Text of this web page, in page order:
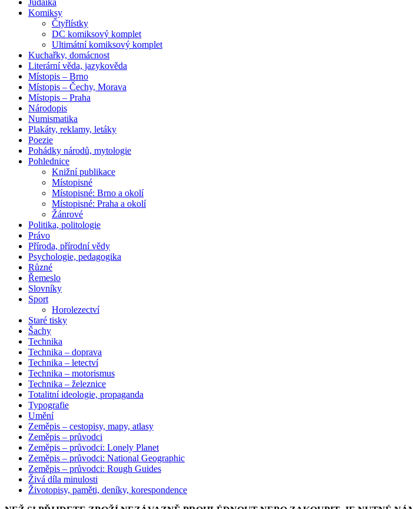
Komiksy
Čtyřlístky
DC komiksový komplet
Ultimátní komiksový komplet
Kuchařky, domácnost
Literární věda, jazykověda
Místopis – Brno
Místopis – Čechy, Morava
Místopis – Praha
Národopis
Numismatika
Plakáty, reklamy, letáky
Poezie
Pohádky národů, mytologie
Pohlednice
Knižní publikace
Místopisné
Místopisné: Brno a okolí
Místopisné: Praha a okolí
Žánrové
Politika, politologie
Právo
Příroda, přírodní vědy
Psychologie, pedagogika
Různé
Řemeslo
Slovníky
Sport
Horolezectví
Staré tisky
Šachy
Technika
Technika – doprava
Technika – letectví
Technika – motorismus
Technika – železnice
Totalitní ideologie, propaganda
Typografie
Umění
Zeměpis – cestopisy, mapy, atlasy
Zeměpis – průvodci
Zeměpis – průvodci: Lonely Planet
Zeměpis – průvodci: National Geographic
Zeměpis – průvodci: Rough Guides
Živá díla minulosti
Životopisy, paměti, deníky, korespondence